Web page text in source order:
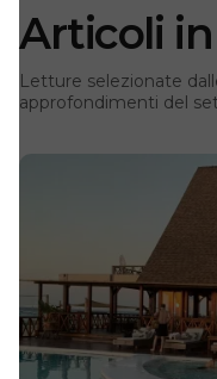
Articoli
Letture selezionate
approfondimenti del